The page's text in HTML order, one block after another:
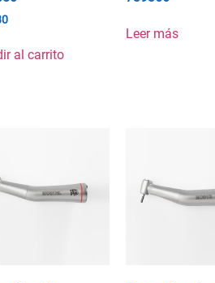
al carrito
Leer más